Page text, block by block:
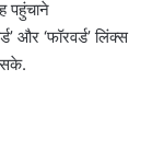
पहुंचाने
और ‘फॉरवर्ड’ लिंक्स
सके.